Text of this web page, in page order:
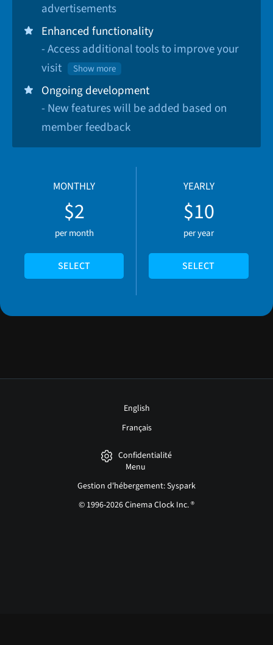
advertisements
Enhanced functionality
- Access additional tools to improve your
visit
Show more
Ongoing development
- New features will be added based on
member feedback
MONTHLY
$2
per month
SELECT
YEARLY
$10
per year
SELECT
English
Français
Confidentialité
Menu
Gestion d'hébergement: Syspark
© 1996-2026 Cinema Clock Inc. ®